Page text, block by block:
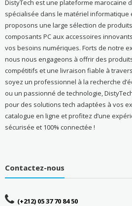
DistyTech est une plateforme marocaine
spécialisée dans le matériel informatique
proposons une large sélection de
composants PC aux accessoires
vos besoins numériques. Forts de notre
nous nous engageons à offrir des
compétitifs et une livraison fiable à
soyez un professionnel à la recherche
ou un passionné de technologie,
pour des solutions tech adaptées à vos
catalogue en ligne et profitez d’une
sécurisée et 100% connectée !
Contactez-nous
(+212) 05 37 70 84 50